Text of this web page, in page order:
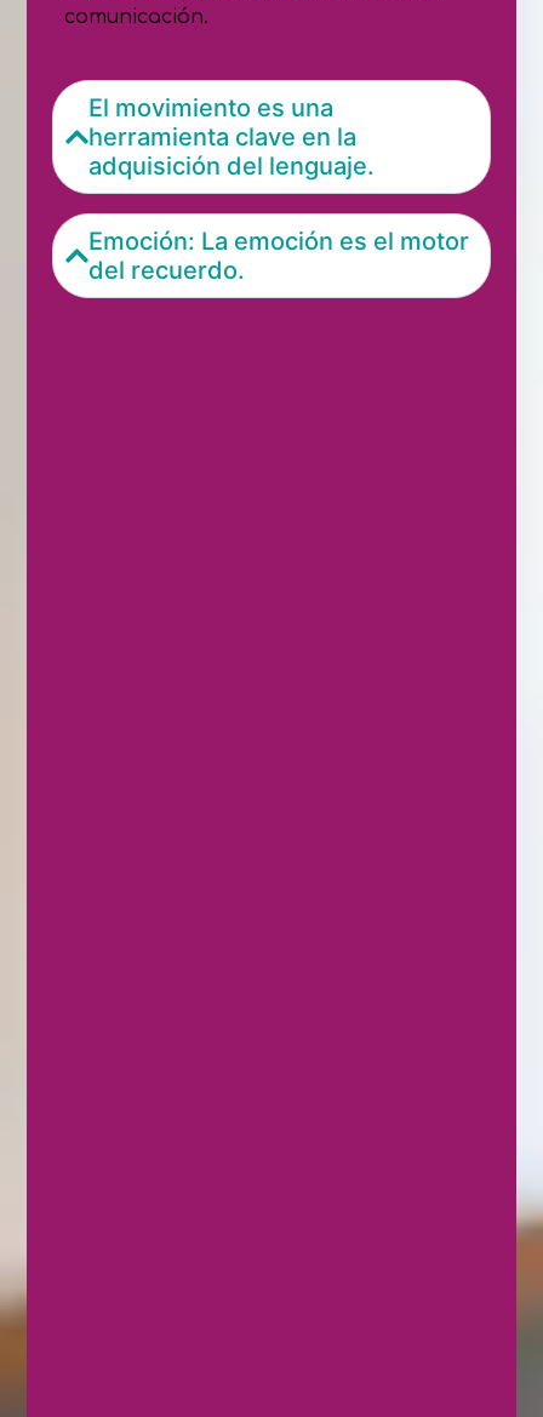
comunicación.
El movimiento es una
herramienta clave en la
adquisición del lenguaje.
Emoción: La emoción es el motor
del recuerdo.